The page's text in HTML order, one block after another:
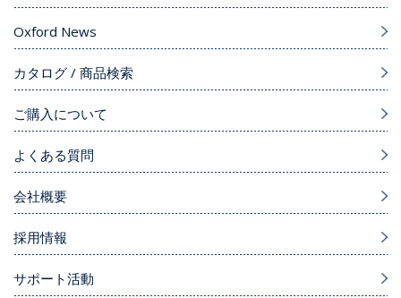
Oxford News
カタログ / 商品検索
ご購入について
よくある質問
会社概要
採用情報
サポート活動